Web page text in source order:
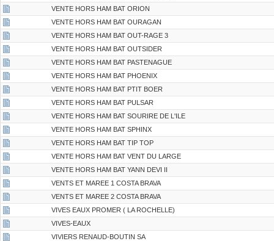
VENTE HORS HAM BAT ORION
VENTE HORS HAM BAT OURAGAN
VENTE HORS HAM BAT OUT-RAGE 3
VENTE HORS HAM BAT OUTSIDER
VENTE HORS HAM BAT PASTENAGUE
VENTE HORS HAM BAT PHOENIX
VENTE HORS HAM BAT PTIT BOER
VENTE HORS HAM BAT PULSAR
VENTE HORS HAM BAT SOURIRE DE L'ILE
VENTE HORS HAM BAT SPHINX
VENTE HORS HAM BAT TIP TOP
VENTE HORS HAM BAT VENT DU LARGE
VENTE HORS HAM BAT YANN DEVI II
VENTS ET MAREE 1 COSTA BRAVA
VENTS ET MAREE 2 COSTA BRAVA
VIVES EAUX PROMER ( LA ROCHELLE)
VIVES-EAUX
VIVIERS RENAUD-BOUTIN SA